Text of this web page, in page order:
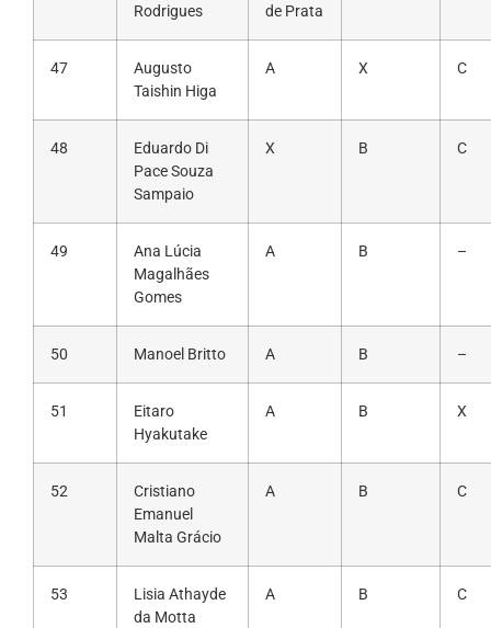
Rodrigues
de Prata
47
Augusto
Taishin Higa
A X C
48
Eduardo Di
Pace Souza
Sampaio
X B C
49
Ana Lúcia
Magalhães
Gomes
A B –
50 Manoel Britto A B –
51
Eitaro
Hyakutake
A B X
52
Cristiano
Emanuel
Malta Grácio
A B C
53
Lisia Athayde
da Motta
A B C